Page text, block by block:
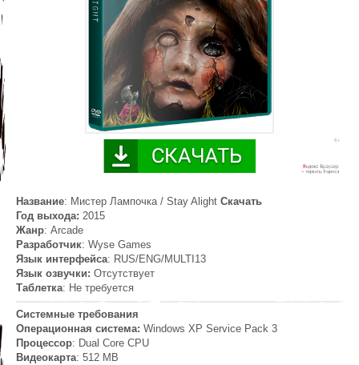
Название: Мистер Лампочка / Stay Alight Скачать
Год выхода: 2015
Жанр: Arcade
Разработчик: Wyse Games
Язык интерфейса: RUS/ENG/MULTI13
Язык озвучки: Отсутствует
Таблетка: Не требуется
Системные требования
Операционная система: Windows XP Service Pack 3
Процессор: Dual Core CPU
Видеокарта: 512 MB